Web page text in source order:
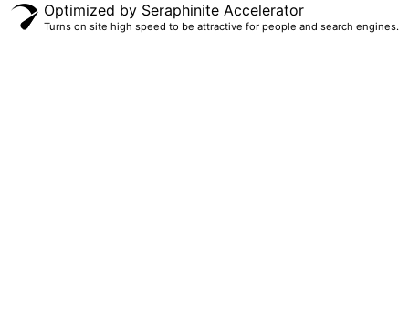
Optimized by Seraphinite Accelerator
Turns on site high speed to be attractive for people and search engines.